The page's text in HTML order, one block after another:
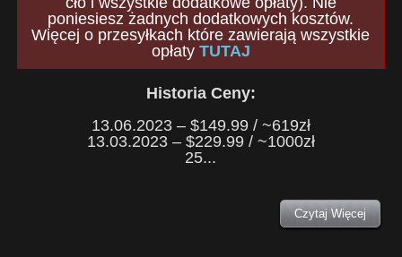
poniesiesz żadnych dodatkowych kosztów.
Więcej o przesyłkach które zawierają wszystkie
opłaty TUTAJ
Historia Ceny:
13.06.2023 – $149.99 / ~619zł
13.03.2023 – $229.99 / ~1000zł
25...
Czytaj Więcej